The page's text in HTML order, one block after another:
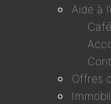
Aide à
Offres